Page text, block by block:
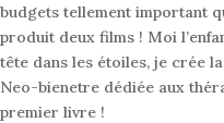
budgets tellement important
produit deux films ! Moi
tête dans les étoiles, je crée
Neo-bienetre dédiée aux
premier livre !